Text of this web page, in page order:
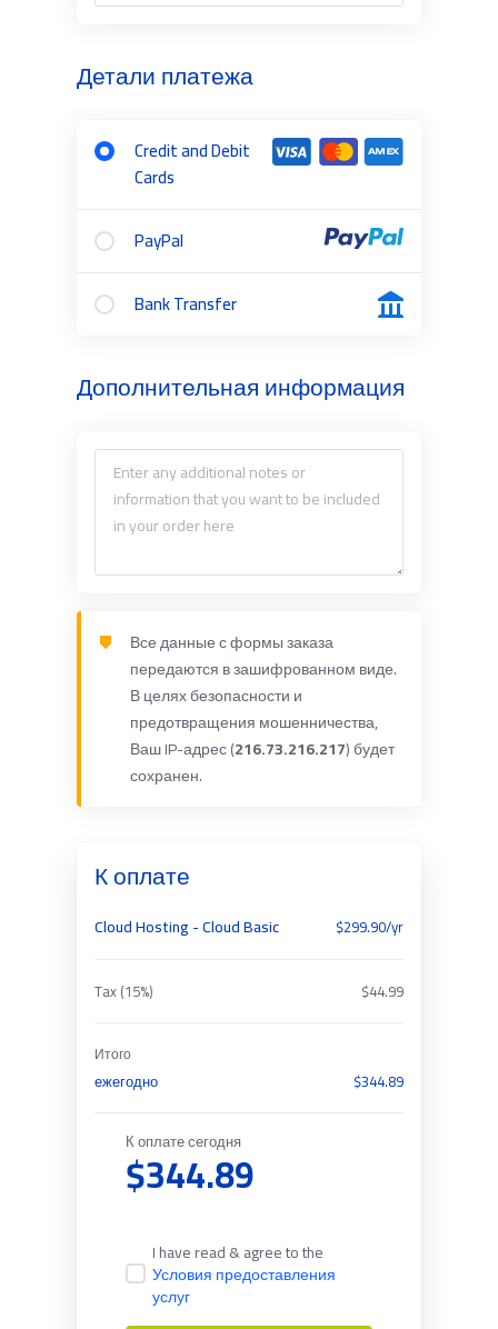
Детали платежа
Credit and Debit
Cards
PayPal
Bank Transfer
Дополнительная информация
Все данные с формы заказа
передаются в зашифрованном виде.
В целях безопасности и
предотвращения мошенничества,
Ваш IP-адрес (216.73.216.217) будет
сохранен.
К оплате
Cloud Hosting - Cloud Basic $299.90/yr
Tax (15%) $44.99
Итого
ежегодно $344.89
К оплате сегодня
$344.89
I have read & agree to the
Условия предоставления
услуг